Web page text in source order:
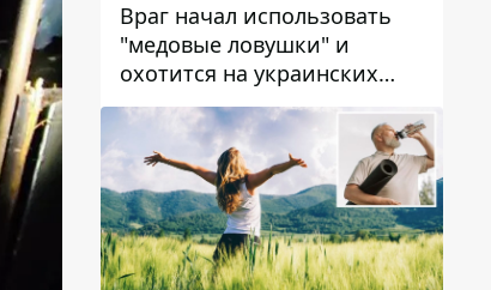
Враг начал использовать
"медовые ловушки" и
охотится на украинских
военнослужащих